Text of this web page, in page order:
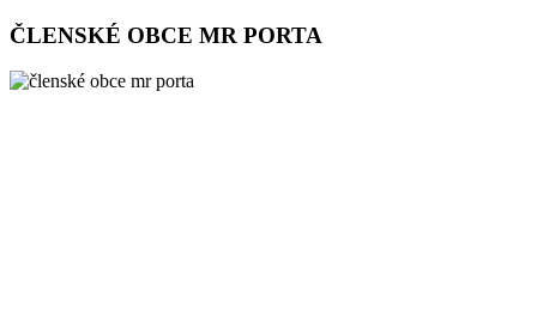
ČLENSKÉ OBCE MR PORTA